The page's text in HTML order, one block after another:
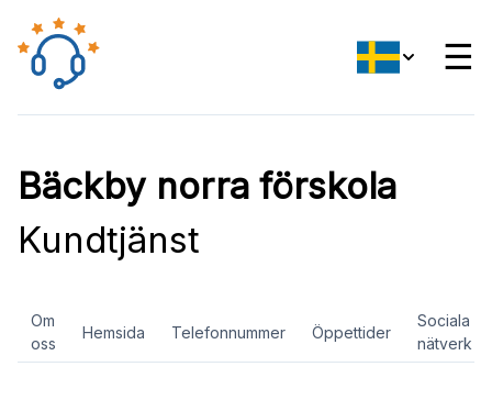
☰
Bäckby norra förskola
Kundtjänst
Om
oss
Hemsida Telefonnummer Öppettider
Sociala
nätverk